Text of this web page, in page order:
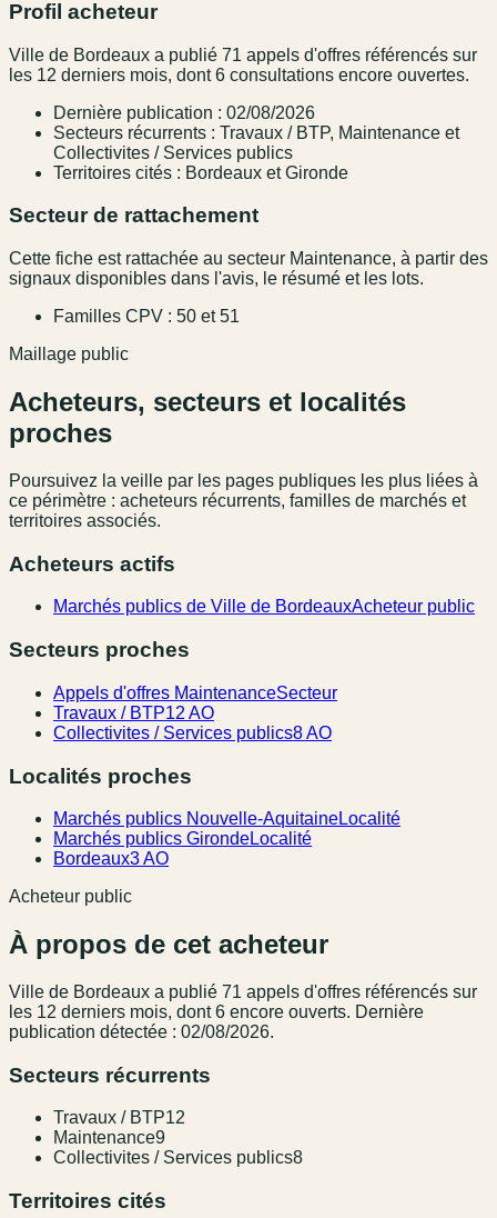
Profil acheteur
Ville de Bordeaux a publié 71 appels d'offres référencés sur
les 12 derniers mois, dont 6 consultations encore ouvertes.
Dernière publication : 02/08/2026
Secteurs récurrents : Travaux / BTP, Maintenance et
Collectivites / Services publics
Territoires cités : Bordeaux et Gironde
Secteur de rattachement
Cette fiche est rattachée au secteur Maintenance, à partir des
signaux disponibles dans l'avis, le résumé et les lots.
Familles CPV : 50 et 51
Maillage public
Acheteurs, secteurs et localités
proches
Poursuivez la veille par les pages publiques les plus liées à
ce périmètre : acheteurs récurrents, familles de marchés et
territoires associés.
Acheteurs actifs
Marchés publics de Ville de BordeauxAcheteur public
Secteurs proches
Appels d'offres MaintenanceSecteur
Travaux / BTP12 AO
Collectivites / Services publics8 AO
Localités proches
Marchés publics Nouvelle-AquitaineLocalité
Marchés publics GirondeLocalité
Bordeaux3 AO
Acheteur public
À propos de cet acheteur
Ville de Bordeaux a publié 71 appel s d'offres référencés sur
les 12 derniers mois, dont 6 encore ouverts. Dernière
publication détectée : 02/08/2026.
Secteurs récurrents
Travaux / BTP12
Maintenance9
Collectivites / Services publics8
Territoires cités